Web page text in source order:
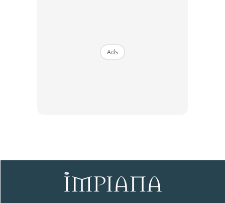
terbaik untuk dekorasi bilik mandi anda di rumah supaya
tampak lebih menarik dan elegan.
Ads